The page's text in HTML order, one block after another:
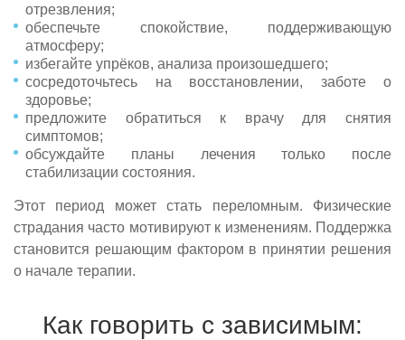
отрезвления;
обеспечьте спокойствие, поддерживающую
атмосферу;
избегайте упрёков, анализа произошедшего;
сосредоточьтесь на восстановлении, заботе о
здоровье;
предложите обратиться к врачу для снятия
симптомов;
обсуждайте планы лечения только после
стабилизации состояния.
Этот период может стать переломным. Физические
страдания часто мотивируют к изменениям. Поддержка
становится решающим фактором в принятии решения
о начале терапии.
Как говорить с зависимым: